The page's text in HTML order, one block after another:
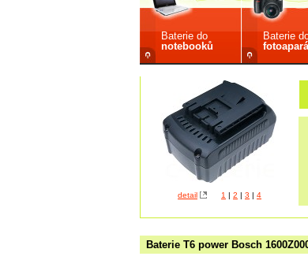
Baterie do
notebooků
Baterie
detail 1 | 2 | 3 | 4
Baterie T6 power Bosch